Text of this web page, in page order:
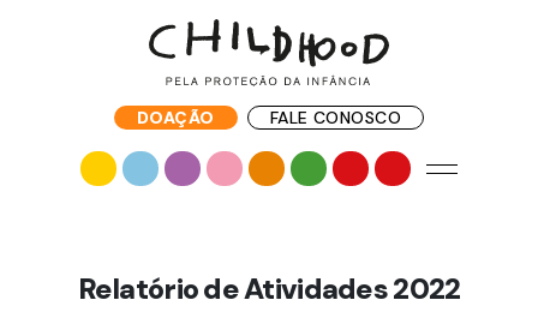
DOAÇÃO FALE CONOSCO
Relatório de Atividades 2022